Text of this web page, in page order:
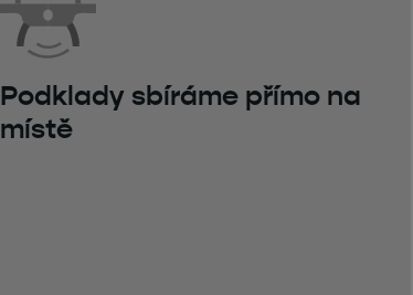
Podklady sbíráme přímo na
místě